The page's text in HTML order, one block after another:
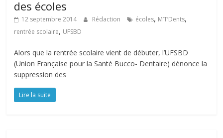
des écoles
12 septembre 2014 Rédaction écoles, M’T’Dents,
rentrée scolaire, UFSBD
Alors que la rentrée scolaire vient de débuter, l’UFSBD
(Union Française pour la Santé Bucco- Dentaire) dénonce la
suppression des
Lire la suite